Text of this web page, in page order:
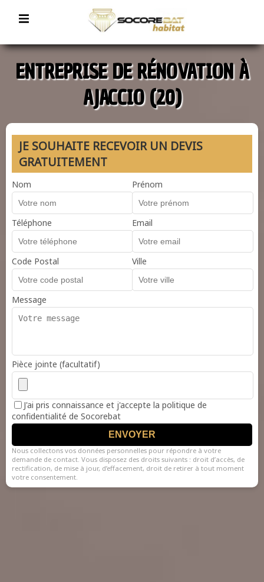
ENTREPRISE DE RÉNOVATION À
AJACCIO (20)
JE SOUHAITE RECEVOIR UN DEVIS
GRATUITEMENT
Nom Prénom
Téléphone Email
Code Postal Ville
Message
Pièce jointe (facultatif)
J'ai pris connaissance et j'accepte la politique de
confidentialité de Socorebat
ENVOYER
Nous collectons vos données personnelles pour répondre à votre
demande de contact. Vous disposez des droits suivants : droit d’accès, de
rectification, de mise à jour, d’effacement, droit de retirer à tout moment
votre consentement.